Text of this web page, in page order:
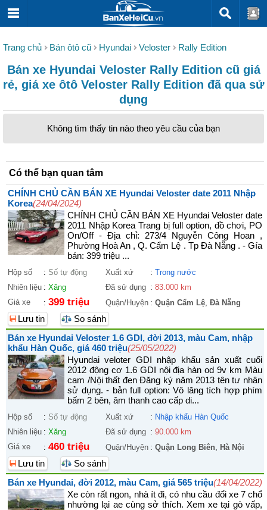
Trang chủ Bán ôtô cũ Hyundai Veloster Rally Edition
Bán xe Hyundai Veloster Rally Edition cũ giá
rẻ, giá xe ôtô Veloster Rally Edition đã qua sử
dụng
Không tìm thấy tin nào theo yêu cầu của bạn
Có thể bạn quan tâm
CHÍNH CHỦ CẦN BÁN XE Hyundai Veloster date 2011 Nhập
Korea(24/04/2024)
CHÍNH CHỦ CẦN BÁN XE Hyundai Veloster date
2011 Nhập Korea Trang bị full option, đồ chơi, PO
On/Off - Địa chỉ: 273/4 Nguyễn Công Hoan ,
Phường Hoà An , Q. Cẩm Lệ . Tp Đà Nẵng . - Gía
bán: 399 triệu ...
Hộp số : Số tự động Xuất xứ : Trong nước
Nhiên liệu : Xăng Đã sử dụng : 83.000 km
Giá xe
: 399 triệu Quận/Huyện : Quận Cẩm Lệ, Đà Nẵng
Lưu tin
So sánh
Bán xe Hyundai Veloster 1.6 GDI, đời 2013, màu Cam, nhập
khẩu Hàn Quốc, giá 460 triệu(25/05/2022)
Hyundai veloter GDI nhập khẩu sản xuất cuối
2012 động cơ 1.6 GDI nội địa hàn od 9v km Màu
cam /Nội thất đen Đăng ký năm 2013 tên tư nhân
sử dụng. - bản full option: Vô lăng tích hợp phím
bấm 2 bên, âm thanh cao cấp di...
Hộp số : Số tự động Xuất xứ : Nhập khẩu Hàn Quốc
Nhiên liệu : Xăng Đã sử dụng : 90.000 km
Giá xe
: 460 triệu Quận/Huyện : Quận Long Biên, Hà Nội
Lưu tin
So sánh
Bán xe Hyundai, đời 2012, màu Cam, giá 565 triệu(14/04/2022)
Xe còn rất ngon, nhà ít đi, có nhu cầu đổi xe 7 chổ
nhường lại ae cùng sở thích. Xem xe tại gò vấp,